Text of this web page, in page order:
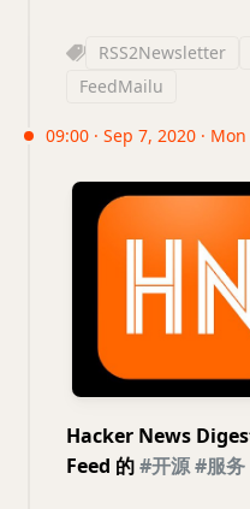
RSS2Newsletter
FeedMailu
09:00 · Sep 7, 2020 · Mon
Hacker News
Feed 的#开源#服务